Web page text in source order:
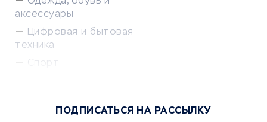
аксессуары
Цифровая и бытовая
техника
Сервисы доставки
ПОДПИСАТЬСЯ НА РАССЫЛКУ